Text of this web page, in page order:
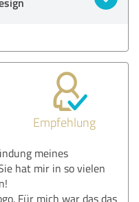
Empfehlung
meines
hat mir in so vielen
Für mich war das das